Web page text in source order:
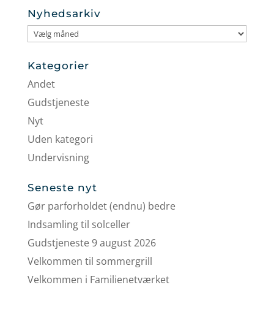
Nyhedsarkiv
Nyhedsarkiv
Kategorier
Andet
Gudstjeneste
Nyt
Uden kategori
Undervisning
Seneste nyt
Gør parforholdet (endnu) bedre
Indsamling til solceller
Gudstjeneste 9 august 2026
Velkommen til sommergrill
Velkommen i Familienetværket